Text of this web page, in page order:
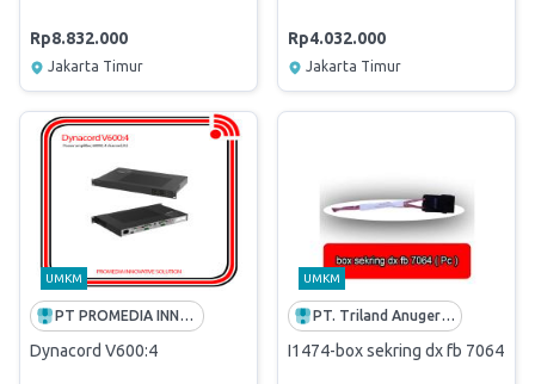
Rp8.832.000
Jakarta Timur
Rp4.032.000
Jakarta Timur
UMKM
PT PROMEDIA INNOVATIVE SOLUTION
Dynacord V600:4
UMKM
PT. Triland Anugerah Mandiri
I1474-box sekring dx fb 7064 (